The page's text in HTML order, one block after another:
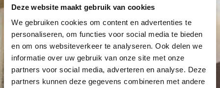
Deze website maakt gebruik van cookies
We gebruiken cookies om content en advertenties te
personaliseren, om functies voor social media te bieden
en om ons websiteverkeer te analyseren. Ook delen we
informatie over uw gebruik van onze site met onze
partners voor social media, adverteren en analyse. Deze
partners kunnen deze gegevens combineren met andere